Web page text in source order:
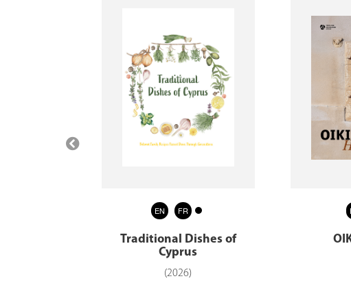
EN FR
Traditional Dishes of
Cyprus
(2026)